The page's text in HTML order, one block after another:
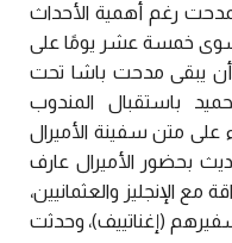
رغم أهمية الأحداث
سوى خمسة عشر يومًا على
أن يبقى مدحت باشا تحت
باستقبال المندوب
على متن سفينة الأميرال
بحضور الأميرال عارف
الإنجليز والعثمانيين،
(إغناتييف)، وحدثت